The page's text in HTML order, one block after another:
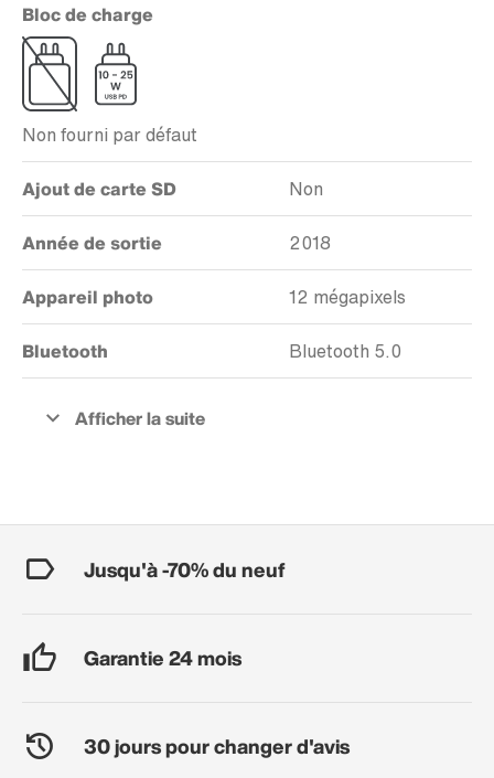
Bloc de charge
Non fourni par défaut
Ajout de carte SD Non
Année de sortie 2018
Appareil photo 12 mégapixels
Bluetooth Bluetooth 5.0
Jusqu'à -70% du neuf
Garantie 24 mois
30 jours pour changer d'avis